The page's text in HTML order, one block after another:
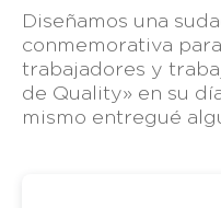
Diseñamos una
conmemorativa
trabajadores y
de Quality» en su
mismo entregué